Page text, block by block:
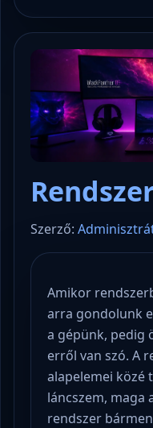
Szerző:
Amikor
arra gondolunk
a gépünk, pedig
erről van szó. A
alapelemei közé
láncszem, maga
rendszer